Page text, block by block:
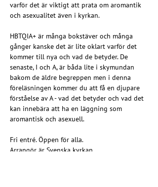
varför det är viktigt att prata om aromantik
och asexualitet även i kyrkan.
HBTQIA+ är många bokstäver och många
gånger kanske det är lite oklart varför det
kommer till nya och vad de betyder. De
senaste, I och A, är båda lite i skymundan
bakom de äldre begreppen men i denna
föreläsningen kommer du att få en djupare
förståelse av A - vad det betyder och vad det
kan innebära att ha en läggning som
aromantisk och asexuell.
Fri entré. Öppen för alla.
Arrangör är Svenska kyrkan.